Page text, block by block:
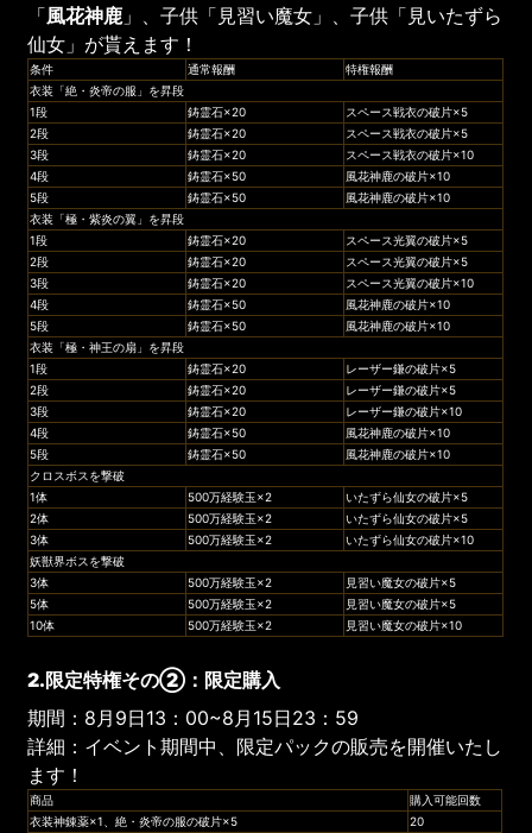
「風花神鹿 」、子供「見習い魔女」、子供「見いたずら
仙女」が貰えます！
条件 通常報酬
特権報酬
衣装「絶・炎帝の服」を昇段
1段
鋳霊石×20
スペース戦衣の破片×5
2段
鋳霊石×20
スペース戦衣の破片×5
3段
鋳霊石×20
スペース戦衣の破片×10
4段
鋳霊石×50
風花神鹿の破片×10
5段
鋳霊石×50
風花神鹿の破片×10
衣装「極・紫炎の翼」を昇段
1段
鋳霊石×20
スペース光翼の破片×5
2段
鋳霊石×20
スペース光翼の破片×5
3段
鋳霊石×20
スペース光翼の破片×10
4段
鋳霊石×50
風花神鹿の破片×10
5段
鋳霊石×50
風花神鹿の破片×10
衣装「極・神王の扇」を昇段
1段
鋳霊石×20
レーザー鎌の破片×5
2段
鋳霊石×20
レーザー鎌の破片×5
3段
鋳霊石×20
レーザー鎌の破片×10
4段
鋳霊石×50
風花神鹿の破片×10
5段
鋳霊石×50
風花神鹿の破片×10
クロスボスを撃破
1体
500万経験玉×2
いたずら仙女の破片×5
2体
500万経験玉×2
いたずら仙女の破片×5
3体
500万経験玉×2
いたずら仙女の破片×10
妖獣界ボスを撃破
3体
500万経験玉×2
見習い魔女の破片×5
5体
500万経験玉×2
見習い魔女の破片×5
10体
500万経験玉×2 見習い魔女の破片×10
2.限定特権その②：限定購入
期間：8月9日13：00~8月15日23：59
詳細：イベント期間中、限定パックの販売を開催いたし
ます！
商品
購入可能回数
衣装神錬薬×1、絶・炎帝の服の破片×5
20